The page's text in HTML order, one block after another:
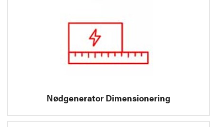
Nødgenerator Dimensionering